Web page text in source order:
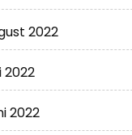
2022
2022
2022